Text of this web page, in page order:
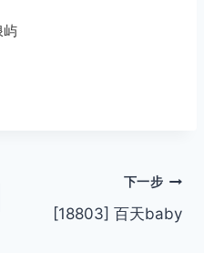
屿
下一步
[18803] 百天baby